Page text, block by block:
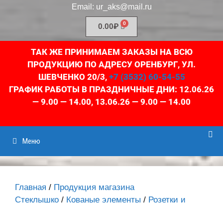
Email: ur_aks@mail.ru
0.00₽
ТАК ЖЕ ПРИНИМАЕМ ЗАКАЗЫ НА ВСЮ
ПРОДУКЦИЮ ПО АДРЕСУ ОРЕНБУРГ, УЛ.
ШЕВЧЕНКО 20/3, +7 (3532) 60-54-55
ГРАФИК РАБОТЫ В ПРАЗДНИЧНЫЕ ДНИ: 12.06.26
— 9.00 — 14.00, 13.06.26 — 9.00 — 14.00
Меню
Главная / Продукция магазина
Стеклышко / Кованые элементы / Розетки и